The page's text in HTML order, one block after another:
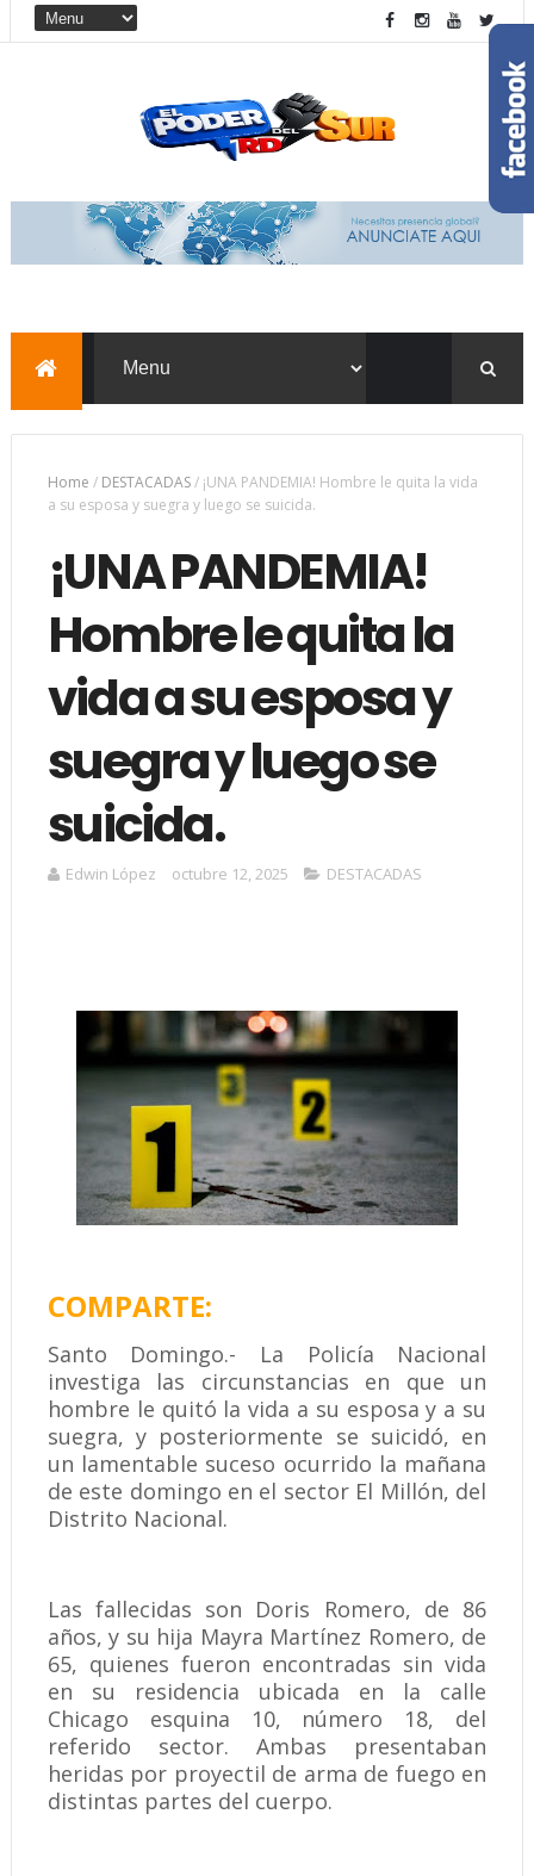
Home / DESTACADAS/ ¡UNA PANDEMIA! Hombre le quita la vida
a su esposa y suegra y luego se suicida.
¡UNA PANDEMIA!
Hombre le quita la
vida a su esposa y
suegra y luego se
suicida.
Edwin López octubre 12, 2025 DESTACADAS
COMPARTE:
Santo Domingo.- La Policía Nacional
investiga las circunstancias en que un
hombre le quitó la vida a su esposa y a su
suegra, y posteriormente se suicidó, en
un lamentable suceso ocurrido la mañana
de este domingo en el sector El Millón, del
Distrito Nacional.
Las fallecidas son Doris Romero, de 86
años, y su hija Mayra Martínez Romero, de
65, quienes fueron encontradas sin vida
en su residencia ubicada en la calle
Chicago esquina 10, número 18, del
referido sector. Ambas presentaban
heridas por proyectil de arma de fuego en
distintas partes del cuerpo.